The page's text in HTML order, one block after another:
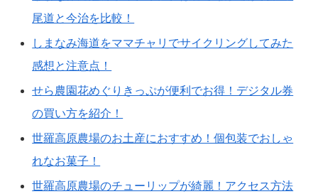
尾道と今治を比較！
しまなみ海道をママチャリでサイクリングしてみた
感想と注意点！
せら農園花めぐりきっぷが便利でお得！デジタル券
の買い方を紹介！
世羅高原農場のお土産におすすめ！個包装でおしゃ
れなお菓子！
世羅高原農場のチューリップが綺麗！アクセス方法